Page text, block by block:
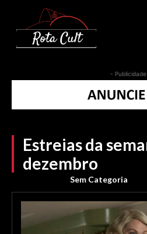
-
Estreias da
dezembro
Sem Categoria